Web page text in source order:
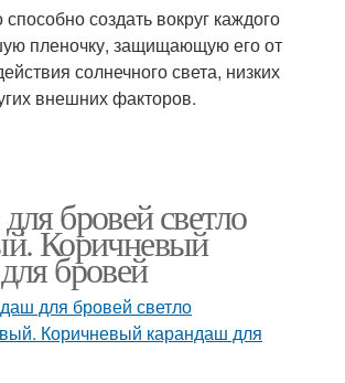
создать вокруг каждого
пленочку, защищающую его от
солнечного света, низких
внешних факторов.
бровей светло
Коричневый
бровей